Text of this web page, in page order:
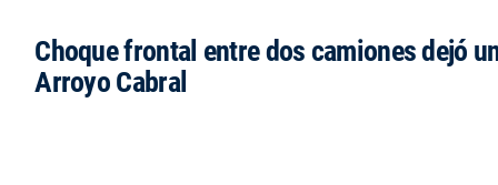
Choque frontal entre dos camiones dejó
Arroyo Cabral